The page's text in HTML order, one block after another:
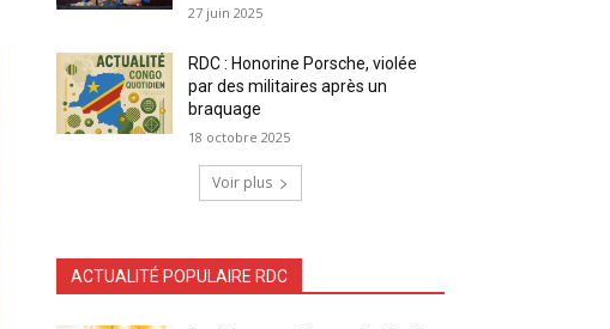
27 juin 2025
RDC : Honorine Porsche, violée
par des militaires après un
braquage
18 octobre 2025
Voir plus
ACTUALITÉ POPULAIRE RDC